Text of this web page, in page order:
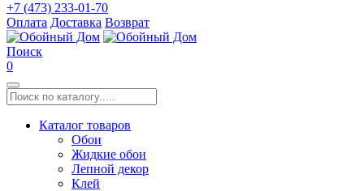
+7 (473) 233-01-70
Оплата Доставка Возврат
Поиск
0
Каталог товаров
Обои
Жидкие обои
Лепной декор
Клей